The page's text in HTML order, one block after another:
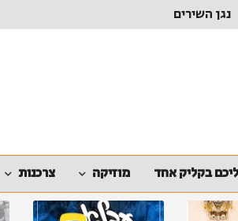
נגן השירים
בקליק אחד מוזיקה צרכנות